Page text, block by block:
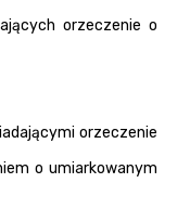
orzeczenie o
orzeczenie
o umiarkowanym